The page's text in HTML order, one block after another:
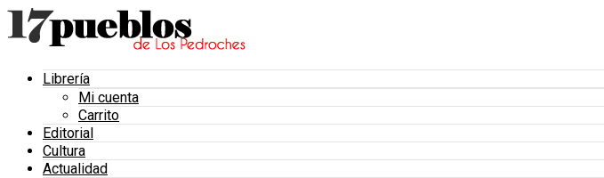
Librería
Mi cuenta
Carrito
Editorial
Cultura
Actualidad